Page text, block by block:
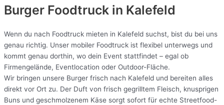
Burger Foodtruck in Kalefeld
Wenn du nach Foodtruck mieten in Kalefeld suchst, bist du bei uns
genau richtig. Unser mobiler Foodtruck ist flexibel unterwegs und
kommt genau dorthin, wo dein Event stattfindet – egal ob
Firmengelände, Eventlocation oder Outdoor-Fläche.
Wir bringen unsere Burger frisch nach Kalefeld und bereiten alles
direkt vor Ort zu. Der Duft von frisch gegrilltem Fleisch, knusprigen
Buns und geschmolzenem Käse sorgt sofort für echte Streetfood-